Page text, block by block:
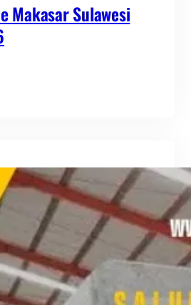
Makasar Sulawesi